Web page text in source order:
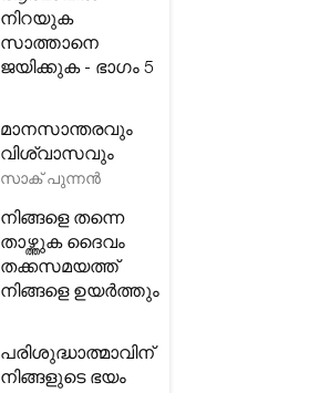
നിറയുക
സാത്താനെ
ജയിക്കുക - ഭാഗം 5
മാനസാന്തരവും
വിശ്വാസവും
സാക് പുന്നൻ
നിങ്ങളെ തന്നെ
താഴ്ത്തുക ദൈവം
തക്കസമയത്ത്
നിങ്ങളെ ഉയർത്തും
പരിശുദ്ധാത്മാവിന്
നിങ്ങളുടെ ഭയം